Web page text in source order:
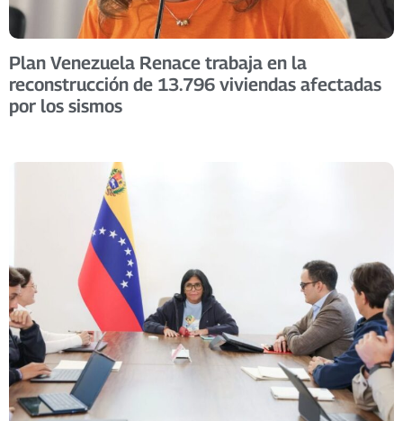
Plan Venezuela Renace trabaja en la
reconstrucción de 13.796 viviendas afectadas
por los sismos